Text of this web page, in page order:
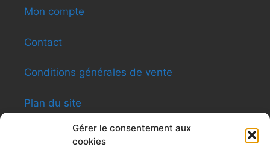
Gérer le consentement aux
cookies
Mon compte
Contact
Conditions générales de vente
Plan du site
INFORMATIONS